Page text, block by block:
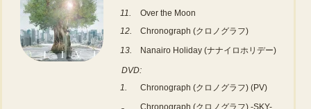
11.
Over the Moon
12.
Chronograph (クロノグラフ)
13.
Nanairo Holiday (ナナイロホリデー)
DVD:
1.
Chronograph (クロノグラフ) (PV)
Chronograph (クロノグラフ) -SKY-